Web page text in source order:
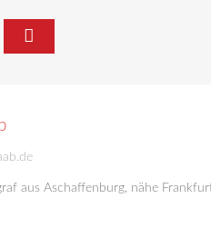
aus Aschaffenburg, nähe